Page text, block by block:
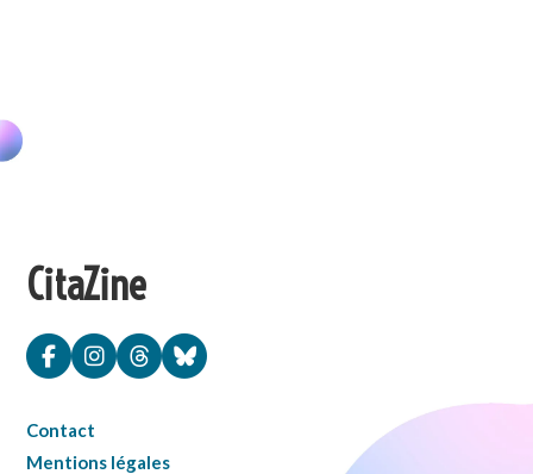
CitaZine
Contact
Mentions légales